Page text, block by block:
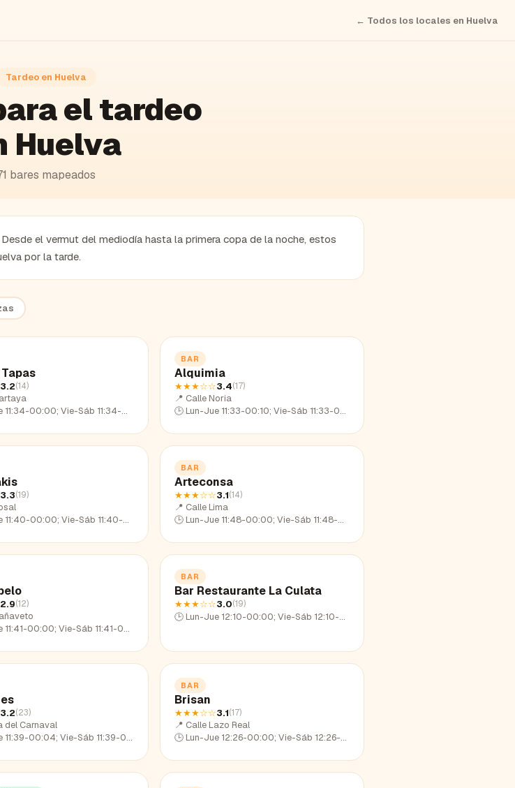
← Todos los locales en Huelva
Tardeo en Huelva
el tardeo
Huelva
bares mapeados
el vermut del mediodía hasta la primera copa de la noche, estos
por la tarde.
3.2(14)
00:00; Vie-Sáb 11:34-02:09; Dom 11:34-23:27
BAR
Alquimia
★★★☆☆3.4(17)
📍 Calle Noria
🕒 Lun-Jue 11:33-00:10; Vie-Sáb 11:33-02:20; Dom 11:33-22:32
3.3(19)
00:00; Vie-Sáb 11:40-02:04; Dom 11:40-22:40
BAR
Arteconsa
★★★☆☆3.1(14)
📍 Calle Lima
🕒 Lun-Jue 11:48-00:00; Vie-Sáb 11:48-02:16; Dom 11:48-22:30
2.9(12)
00:00; Vie-Sáb 11:41-02:28; Dom 11:41-22:54
BAR
Bar Restaurante La Culata
★★★☆☆3.0(19)
🕒 Lun-Jue 12:10-00:00; Vie-Sáb 12:10-01:43; Dom 12:10-23:12
3.2(23)
del Carnaval
00:04; Vie-Sáb 11:39-02:04; Dom 11:39-22:37
BAR
Brisan
★★★☆☆3.1(17)
📍 Calle Lazo Real
🕒 Lun-Jue 12:26-00:00; Vie-Sáb 12:26-01:47; Dom 12:26-22:38